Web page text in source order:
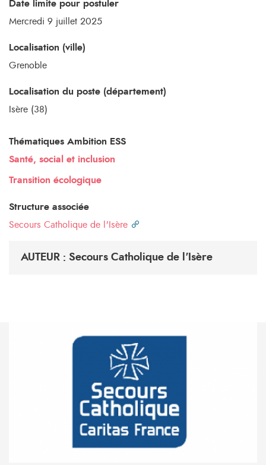
Date limite pour postuler
Mercredi 9 juillet 2025
Localisation (ville)
Grenoble
Localisation du poste (département)
Isère (38)
Thématiques Ambition ESS
Santé, social et inclusion
Transition écologique
Structure associée
Secours Catholique de l'Isère
AUTEUR : Secours Catholique de l'Isère